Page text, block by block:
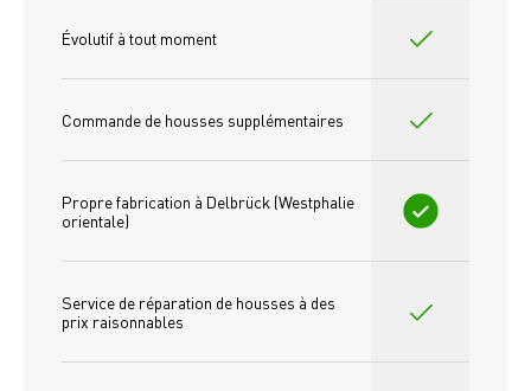
Évolutif à tout moment
Commande de housses supplémentaires
Propre fabrication à Delbrück (Westphalie
orientale)
Service de réparation de housses à des
prix raisonnables